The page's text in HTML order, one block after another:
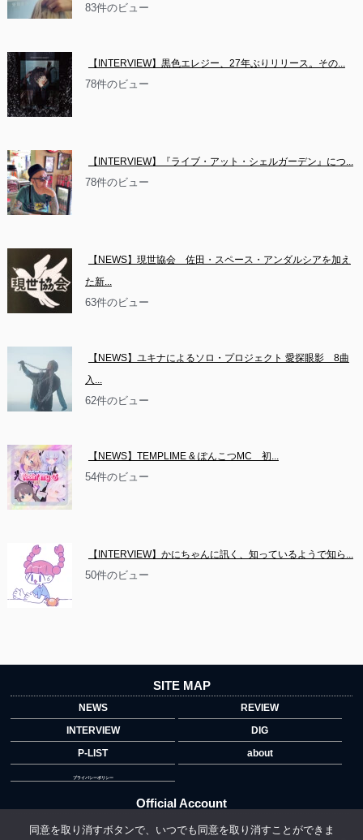
83件のビュー
【INTERVIEW】黒色エレジー、27年ぶりリリース。その...
78件のビュー
【INTERVIEW】『ライブ・アット・シェルガーデン』につ...
78件のビュー
【NEWS】現世協会　佐田・スペース・アンダルシアを加え
た新...
63件のビュー
【NEWS】ユキナによるソロ・プロジェクト 愛探眼影　8曲
入...
62件のビュー
【NEWS】TEMPLIME & ぽんこつMC　初...
54件のビュー
【INTERVIEW】かにちゃんに訊く、知っているようで知ら...
50件のビュー
SITE MAP
NEWS
REVIEW
INTERVIEW
DIG
P-LIST
about
プライバシーポリシー
Official Account
同意を取り消すボタンで、いつでも同意を取り消すことができま